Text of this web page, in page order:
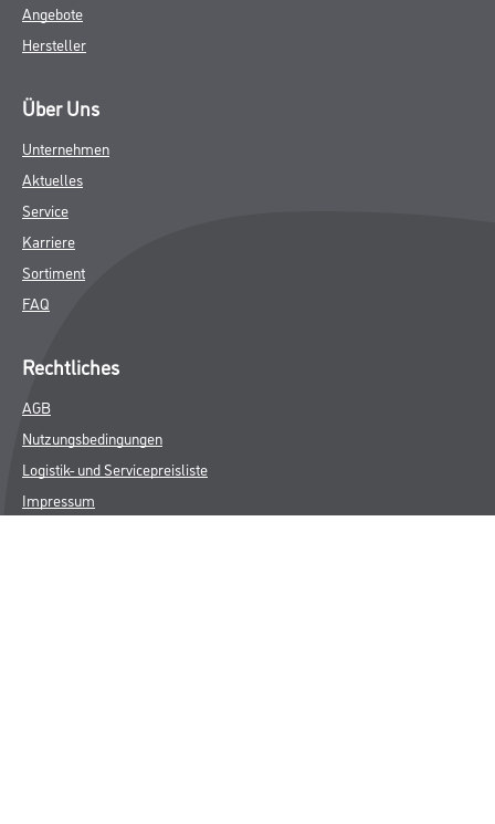
Angebote
Hersteller
Über Uns
Unternehmen
Aktuelles
Service
Karriere
Sortiment
FAQ
Rechtliches
AGB
Nutzungsbedingungen
Logistik- und Servicepreisliste
Impressum